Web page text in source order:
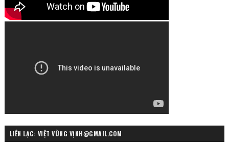
LIÊN LẠC: VIỆT VÙNG VỊNH@GMAIL.COM